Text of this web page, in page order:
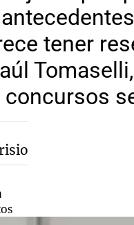
tener